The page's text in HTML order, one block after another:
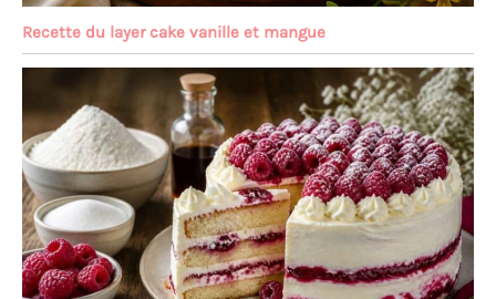
Recette du layer cake vanille et mangue